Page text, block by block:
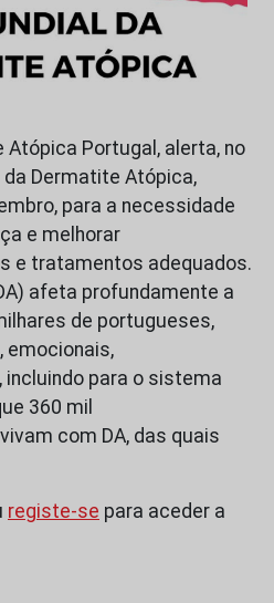
Portugal, alerta, no
Dermatite Atópica,
para a necessidade
e melhorar
e tratamentos adequados.
afeta profundamente a
de portugueses,
para o sistema
360 mil
com DA, das quais
registe-se para aceder a